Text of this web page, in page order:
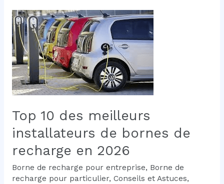
doivent-
elles
rouler
en
véhicules
électriques?
Top 10 des meilleurs
installateurs de bornes de
recharge en 2026
Borne de recharge pour entreprise, Borne de
recharge pour particulier, Conseils et Astuces,